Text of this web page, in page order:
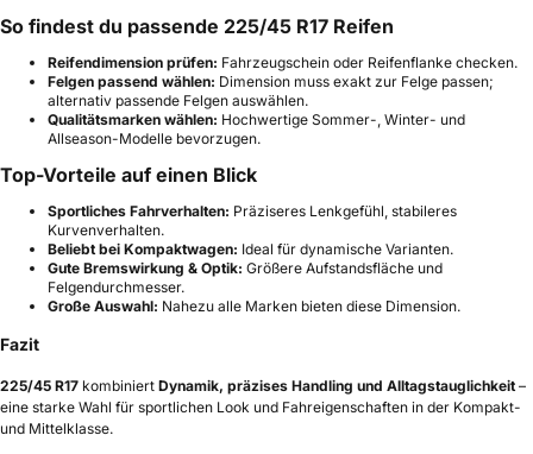
So findest du passende 225/45 R17 Reifen
Reifendimension prüfen: Fahrzeugschein oder Reifenflanke checken.
Felgen passend wählen: Dimension muss exakt zur Felge passen;
alternativ passende Felgen auswählen.
Qualitätsmarken wählen: Hochwertige Sommer-, Winter- und
Allseason-Modelle bevorzugen.
Top-Vorteile auf einen Blick
Sportliches Fahrverhalten: Präziseres Lenkgefühl, stabileres
Kurvenverhalten.
Beliebt bei Kompaktwagen: Ideal für dynamische Varianten.
Gute Bremswirkung & Optik: Größere Aufstandsfläche und
Felgendurchmesser.
Große Auswahl: Nahezu alle Marken bieten diese Dimension.
Fazit
225/45 R17 kombiniert Dynamik, präzises Handling und Alltagstauglichkeit –
eine starke Wahl für sportlichen Look und Fahreigenschaften in der Kompakt-
und Mittelklasse.